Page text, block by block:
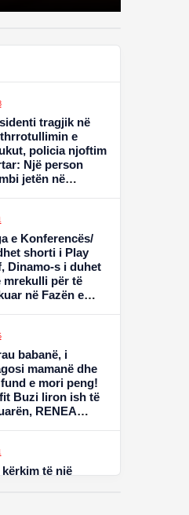
tragjik në
e
policia njoftim
Një person
jetën në
e Konferencës/
shorti i Play
Dinamo-s i duhet
mrekulli për të
në Fazën e
babanë, i
mamanë dhe
e mori peng!
Buzi liron ish të
RENEA
kërkim të një